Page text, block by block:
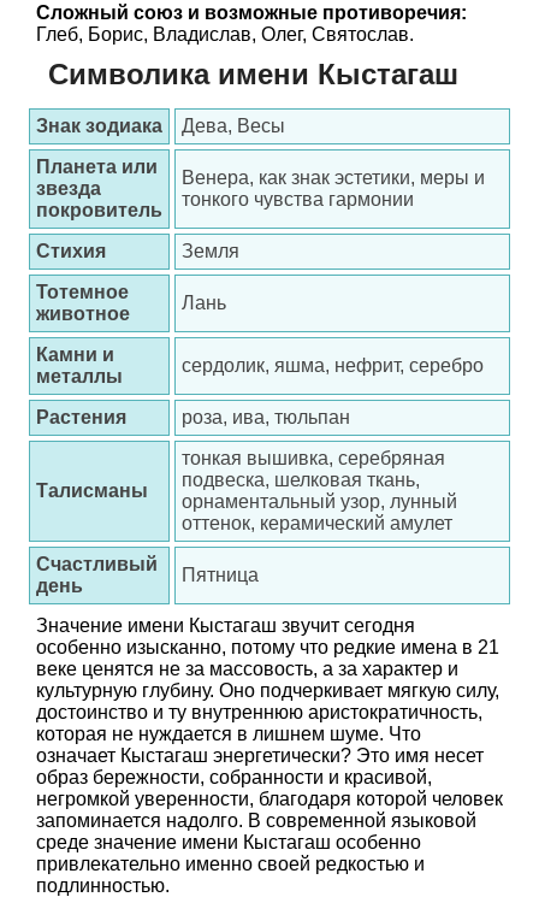
Сложный союз и возможные противоречия:
Глеб, Борис, Владислав, Олег, Святослав.
Символика имени Кыстагаш
Знак зодиака
Дева, Весы
Планета или
звезда
покровитель
Венера, как знак эстетики, меры и
тонкого чувства гармонии
Стихия
Земля
Тотемное
животное
Лань
Камни и
металлы
сердолик, яшма, нефрит, серебро
Растения роза, ива, тюльпан
Талисманы
тонкая вышивка, серебряная
подвеска, шелковая ткань,
орнаментальный узор, лунный
оттенок, керамический амулет
Счастливый
день
Пятница
Значение имени Кыстагаш звучит сегодня
особенно изысканно, потому что редкие имена в 21
веке ценятся не за массовость, а за характер и
культурную глубину. Оно подчеркивает мягкую силу,
достоинство и ту внутреннюю аристократичность,
которая не нуждается в лишнем шуме. Что
означает Кыстагаш энергетически? Это имя несет
образ бережности, собранности и красивой,
негромкой уверенности, благодаря которой человек
запоминается надолго. В современной языковой
среде значение имени Кыстагаш особенно
привлекательно именно своей редкостью и
подлинностью.